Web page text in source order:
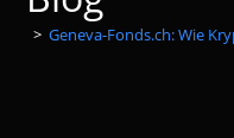
> Geneva-Fonds.ch: Wie